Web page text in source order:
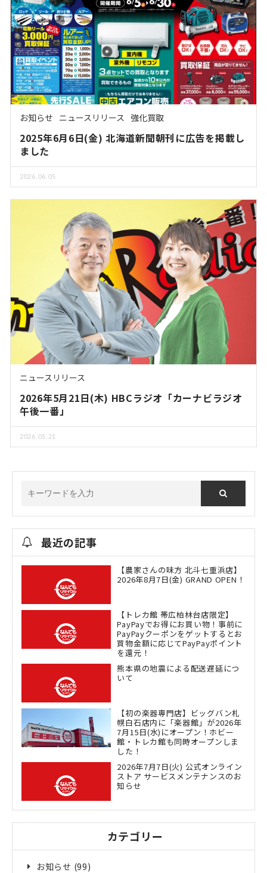
お知らせ ニュースリリース 強化買取
2025年6月6日(金) 北海道新聞朝刊に広告を掲載し
ました
2026.06.05
ニュースリリース
2026年5月21日(木) HBCラジオ「カーナビラジオ
午後一番」
2026.05.21
最近の記事
【農家さんの味方 北斗七重浜店】
2026年8月7日(金) GRAND OPEN！
【トレカ館 帯広柏林台店限定】
PayPayでお得にお買い物！事前に
PayPayクーポンをゲットするとお
買物金額に応じてPayPayポイント
を還元！
熊本県の地震による配送遅延につ
いて
【初の楽器専門店】ビッグバン札
幌白石店内に「楽器館」が2026年
7月15日(水)にオープン！ホビー
館・トレカ館も同時オープンしま
した！
2026年7月7日(火) 公式オンライン
ストア サービスメンテナンスのお
知らせ
カテゴリー
お知らせ (99)